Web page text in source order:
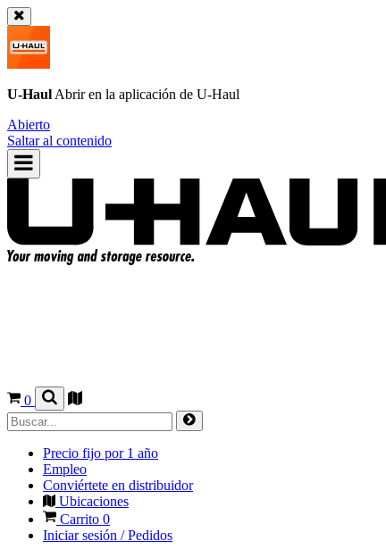
U-Haul Abrir en la aplicación de U-Haul
Abierto
Saltar al contenido
0
Precio fijo por 1 año
Empleo
Conviértete en distribuidor
Ubicaciones
Carrito 0
Iniciar sesión / Pedidos